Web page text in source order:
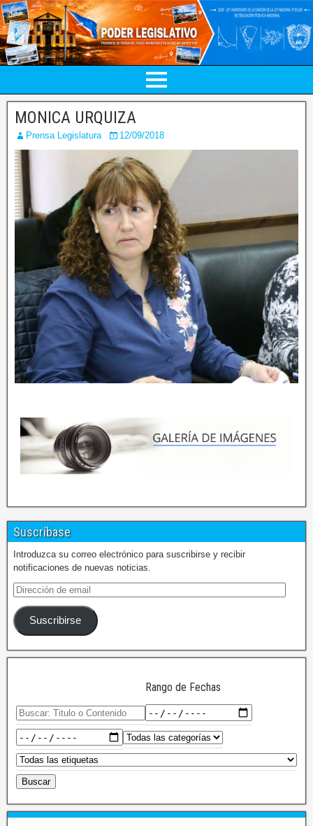
MONICA URQUIZA
Prensa Legislatura 12/09/2018
Suscríbase
Introduzca su correo electrónico para suscribirse y recibir
notificaciones de nuevas noticias.
Suscribirse
Rango de Fechas